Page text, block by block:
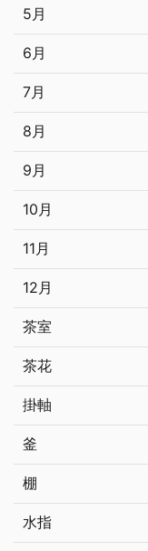
5月
6月
7月
8月
9月
10月
11月
12月
茶室
茶花
掛軸
釜
棚
水指